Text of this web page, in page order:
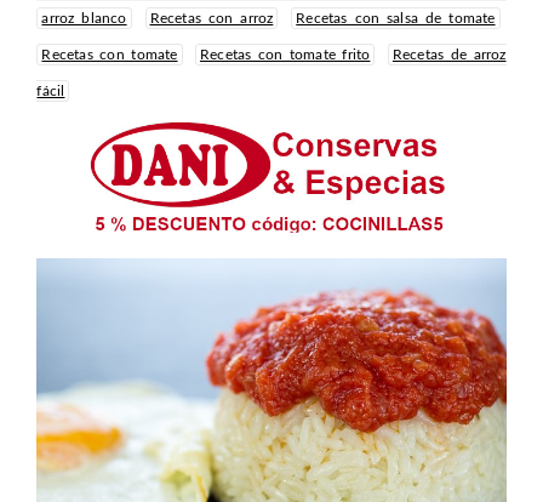
arroz blanco Recetas con arroz Recetas con salsa de tomate
Recetas con tomate Recetas con tomate frito Recetas de arroz
fácil